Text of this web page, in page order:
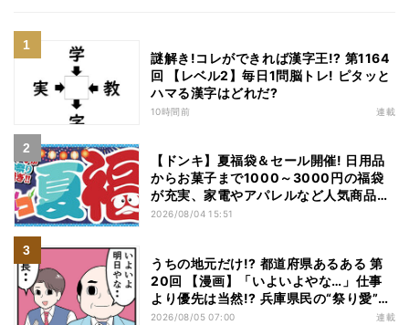
謎解き!コレができれば漢字王!? 第1164
回 【レベル2】毎日1問脳トレ! ピタッと
ハマる漢字はどれだ?
10時間前 連載
【ドンキ】夏福袋＆セール開催! 日用品
からお菓子まで1000～3000円の福袋
が充実、家電やアパレルなど人気商品も
特価
2026/08/04 15:51
うちの地元だけ!? 都道府県あるある 第
20回 【漫画】「いよいよやな…」仕事
より優先は当然!? 兵庫県民の“祭り愛”が
熱すぎた
2026/08/05 07:00 連載